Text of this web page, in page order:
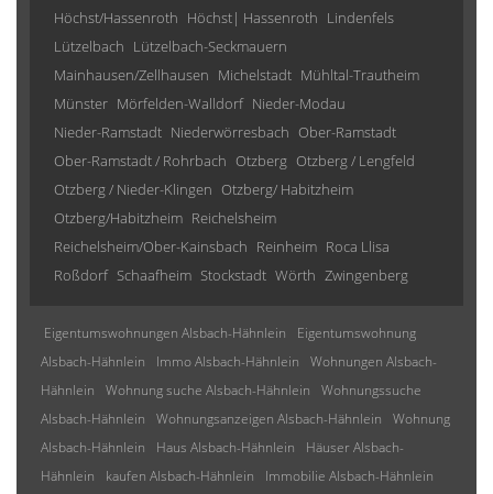
Höchst/Hassenroth Höchst| Hassenroth Lindenfels
Lützelbach Lützelbach-Seckmauern
Mainhausen/Zellhausen Michelstadt Mühltal-Trautheim
Münster Mörfelden-Walldorf Nieder-Modau
Nieder-Ramstadt Niederwörresbach Ober-Ramstadt
Ober-Ramstadt / Rohrbach Otzberg Otzberg / Lengfeld
Otzberg / Nieder-Klingen Otzberg/ Habitzheim
Otzberg/Habitzheim Reichelsheim
Reichelsheim/Ober-Kainsbach Reinheim Roca Llisa
Roßdorf Schaafheim Stockstadt Wörth Zwingenberg
Eigentumswohnungen Alsbach-Hähnlein
Eigentumswohnung
Alsbach-Hähnlein
Immo Alsbach-Hähnlein
Wohnungen Alsbach-
Hähnlein
Wohnung suche Alsbach-Hähnlein
Wohnungssuche
Alsbach-Hähnlein
Wohnungsanzeigen Alsbach-Hähnlein
Wohnung
Alsbach-Hähnlein
Haus Alsbach-Hähnlein
Häuser Alsbach-
Hähnlein
kaufen Alsbach-Hähnlein
Immobilie Alsbach-Hähnlein